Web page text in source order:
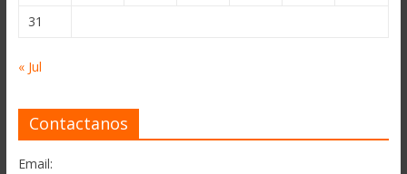
31
« Jul
Contactanos
Email: